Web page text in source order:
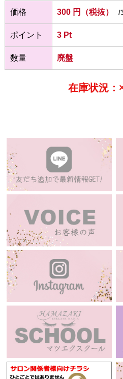
価格 300 円（税抜） /
ポイント 3 Pt
数量 廃盤
在庫状況